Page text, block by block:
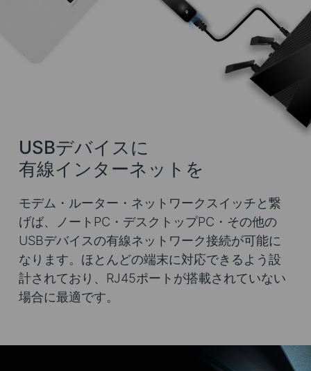
USBデバイスに
有線インターネットを
モデム・ルーター・ネットワークスイッチと繋
げば、ノートPC・デスクトップPC・その他の
USBデバイスの有線ネットワーク接続が可能に
なります。ほとんどの端末に対応できるよう設
計されており、RJ45ポートが搭載されていない
場合に最適です。